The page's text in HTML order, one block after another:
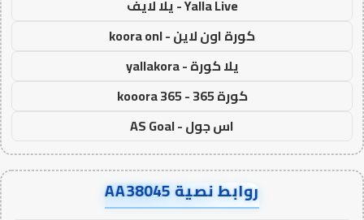
Yalla Live - يلا لايف
كورة اون لاين - koora onl
يلا كورة - yallakora
كورة 365 - kooora 365
اس جول - AS Goal
روابط نصية AA38045